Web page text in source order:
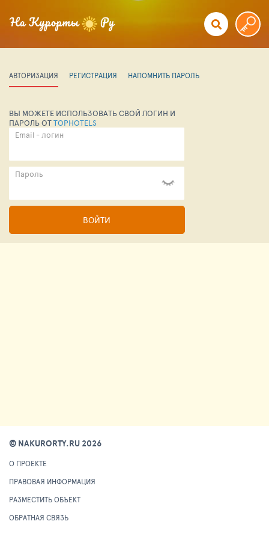
АВТОРИЗАЦИЯ РЕГИСТРАЦИЯ НАПОМНИТЬ ПАРОЛЬ
ВЫ МОЖЕТЕ ИСПОЛЬЗОВАТЬ СВОЙ ЛОГИН И
ПАРОЛЬ ОТTOPHOTELS
Email - логин
Пароль
ВОЙТИ
© NAKURORTY.RU 2026
О ПРОЕКТЕ
ПРАВОВАЯ ИНФОРМАЦИЯ
РАЗМЕСТИТЬ ОБЪЕКТ
ОБРАТНАЯ СВЯЗЬ